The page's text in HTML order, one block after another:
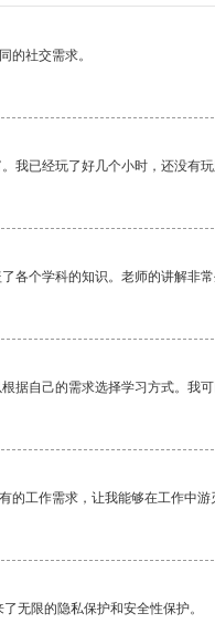
的社交需求。
我已经玩了好几个小时，还没有玩
各个学科的知识。老师的讲解非
据自己的需求选择学习方式。我
工作需求，让我能够在工作中游
无限的隐私保护和安全性保护。